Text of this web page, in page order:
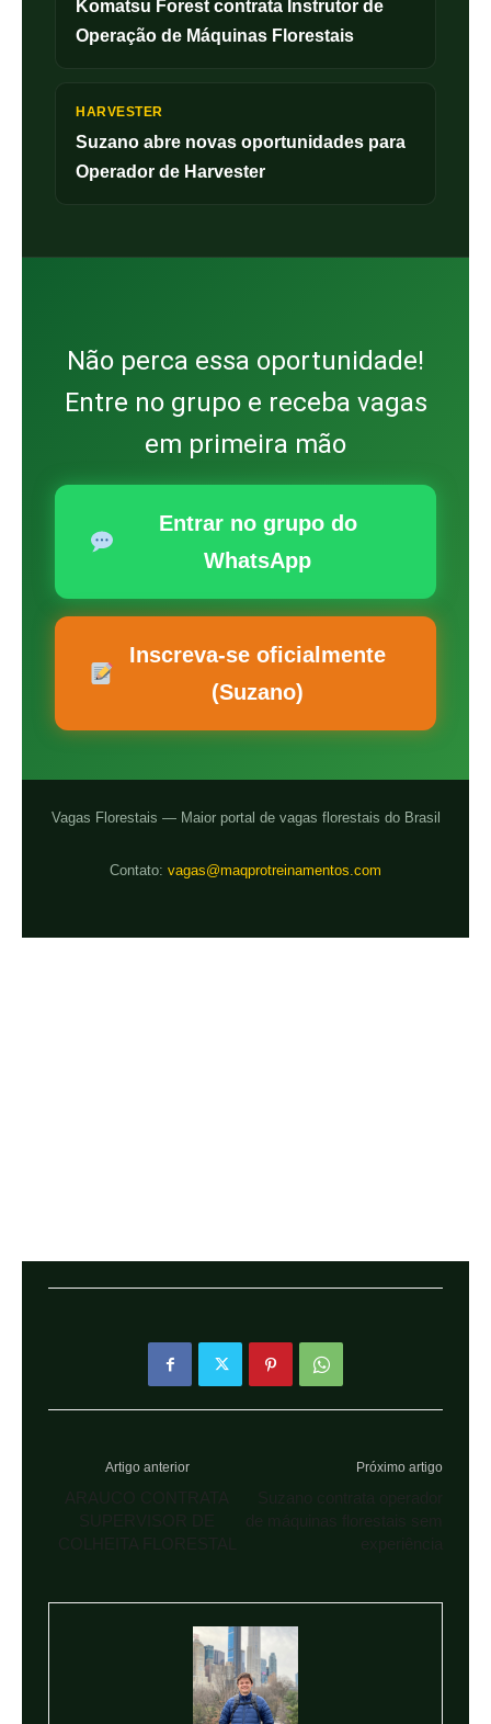
Komatsu Forest contrata Instrutor de
Operação de Máquinas Florestais
HARVESTER
Suzano abre novas oportunidades para
Operador de Harvester
Não perca essa oportunidade!
Entre no grupo e receba vagas
em primeira mão
Entrar no grupo do
WhatsApp
Inscreva-se oficialmente
(Suzano)
Vagas Florestais — Maior portal de vagas florestais do Brasil
Contato: vagas@maqprotreinamentos.com
Artigo anterior Próximo artigo